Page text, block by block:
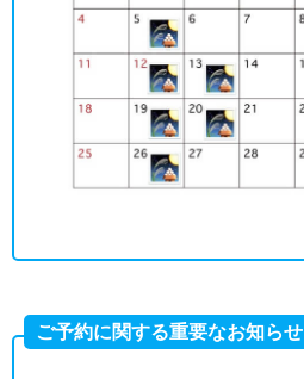
ご予約に関する重要なお知らせ